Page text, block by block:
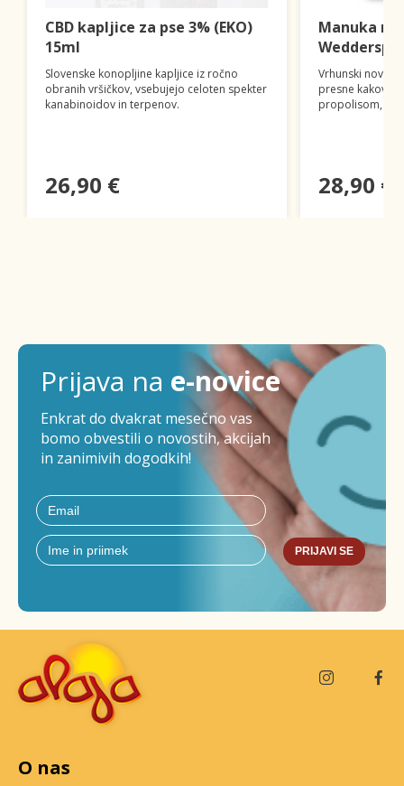
CBD kapljice za pse 3% (EKO)
15ml
Slovenske konopljine kapljice iz ročno
obranih vršičkov, vsebujejo celoten spekter
kanabinoidov in terpenov.
26,90 €
Manuka
Vrhunski
presne
propolisom,
28,90 €
Prijava na e-novice
Enkrat do dvakrat mesečno vas
bomo obvestili o novostih, akcijah
in zanimivih dogodkih!
PRIJAVI SE
O nas